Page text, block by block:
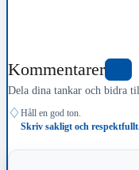
Kommentarer
Dela dina tankar och bidra
♢ Håll en god ton.
Skriv sakligt och